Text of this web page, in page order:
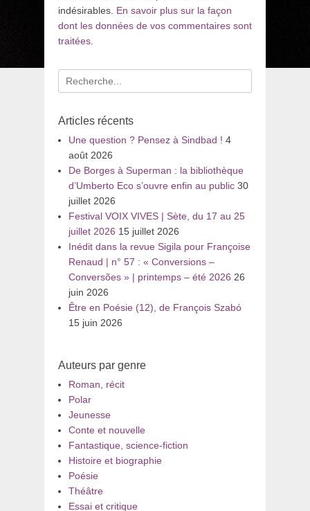
indésirables. En savoir plus sur la façon
dont les données de vos commentaires sont
traitées
Recherche
pour
Articles récents
Une question ? Pensez à Sindbad ! 4
août 2026
De Borges à Superman : la bibliothèque
d’Umberto Eco s’ouvre enfin au public 30
juillet 2026
Festival VOIX VIVES | Sète, du 17 au 25
juillet 2026 15 juillet 2026
Inédit dans la revue Sigila pour Françoise
Renaud | n° 57 : « Conversions –
Conversões » | printemps – été 2026 26
juin 2026
Être en Poésie (12), de François Szabó
15 juin 2026
Auteurs par genre
Roman, récit
Polar
Jeunesse
Conte et nouvelle
Fantastique, science-fiction
Histoire et biographie
Poésie
Théâtre
Essai et critique